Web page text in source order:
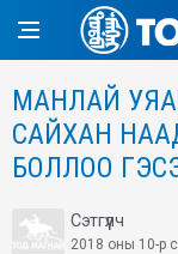
МАНЛАЙ
САЙХАН
БОЛЛОО
Сэтгүүлч
2018 оны 10-р